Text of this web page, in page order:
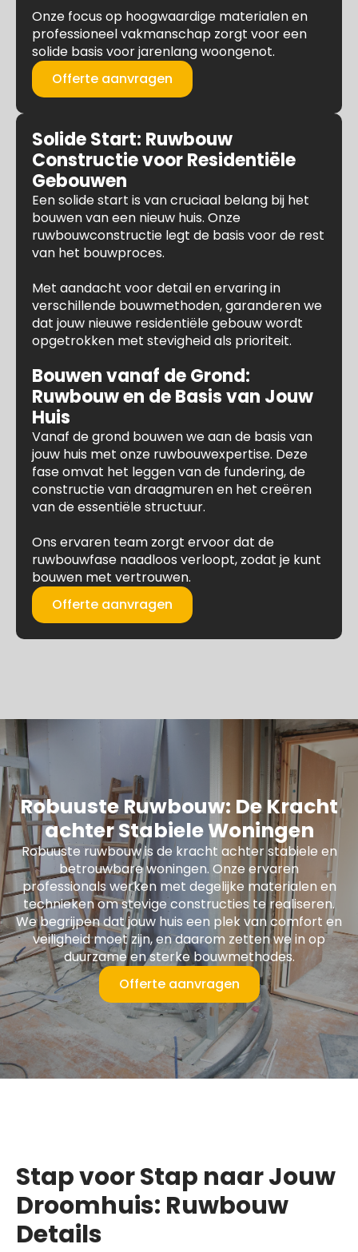
Onze focus op hoogwaardige materialen en
professioneel vakmanschap zorgt voor een
solide basis voor jarenlang woongenot.
Offerte aanvragen
Solide Start: Ruwbouw
Constructie voor Residentiële
Gebouwen
Een solide start is van cruciaal belang bij het
bouwen van een nieuw huis. Onze
ruwbouwconstructie legt de basis voor de rest
van het bouwproces.
Met aandacht voor detail en ervaring in
verschillende bouwmethoden, garanderen we
dat jouw nieuwe residentiële gebouw wordt
opgetrokken met stevigheid als prioriteit.
Bouwen vanaf de Grond:
Ruwbouw en de Basis van Jouw
Huis
Vanaf de grond bouwen we aan de basis van
jouw huis met onze ruwbouwexpertise. Deze
fase omvat het leggen van de fundering, de
constructie van draagmuren en het creëren
van de essentiële structuur.
Ons ervaren team zorgt ervoor dat de
ruwbouwfase naadloos verloopt, zodat je kunt
bouwen met vertrouwen.
Offerte aanvragen
Robuuste Ruwbouw: De Kracht
achter Stabiele Woningen
Robuuste ruwbouw is de kracht achter stabiele en
betrouwbare woningen. Onze ervaren
professionals werken met degelijke materialen en
technieken om stevige constructies te realiseren.
We begrijpen dat jouw huis een plek van comfort en
veiligheid moet zijn, en daarom zetten we in op
duurzame en sterke bouwmethodes.
Offerte aanvragen
Stap voor Stap naar Jouw
Droomhuis: Ruwbouw
Details